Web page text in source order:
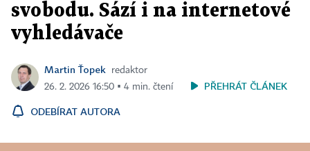
svobodu. Sází i na internetové
vyhledávače
Martin Ťopek
redaktor
26. 2. 2026 16:50 ▪ 4 min. čtení
PŘEHRÁT ČLÁNEK
ODEBÍRAT AUTORA